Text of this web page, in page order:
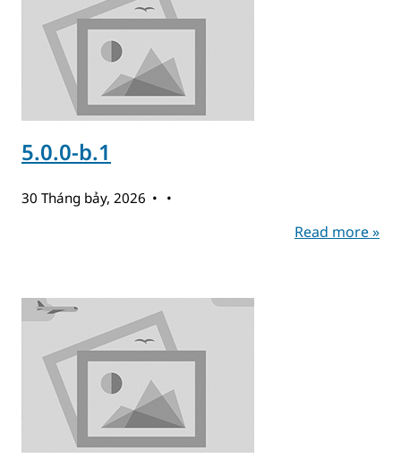
5.0.0-b.1
30 Tháng bảy, 2026
Read more »